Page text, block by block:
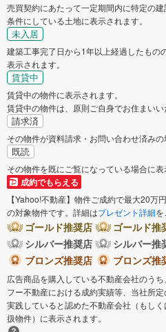
富田林市
河内長野市
大東市
箕面市
羽曳野市
摂津市
藤井寺市
泉南市
交野市
売買契約にあたって一定期間内に特定の
条件にしている土地に表示されます。
未入居
建築工事完了日から1年以上経過したもの
表示されます。
賃貸中
賃貸中の物件に表示されます。
賃貸中の物件は、原則ご自身でお住まいい
請求済
その物件が資料請求・お問い合わせ済みの
既読
その物件を既にご覧になっている場合に表
成約でもらえる
【Yahoo!不動産】物件ご成約で最大20万
の対象物件です。詳細はプレゼント詳細を
ゴールド推奨店
ゴールド推
シルバー推奨店
シルバー推
ブロンズ推奨店
ブロンズ推
広告商品を購入している不動産会社のう
フー不動産における成約実績等、当社所
実践していると認めた不動産会社（もし
扱物件）に表示されます。